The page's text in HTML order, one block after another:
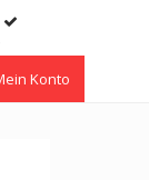
Konto